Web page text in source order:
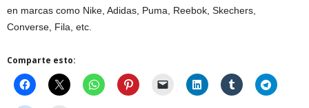
en marcas como Nike, Adidas, Puma, Reebok, Skechers,
Converse, Fila, etc.
Comparte esto: